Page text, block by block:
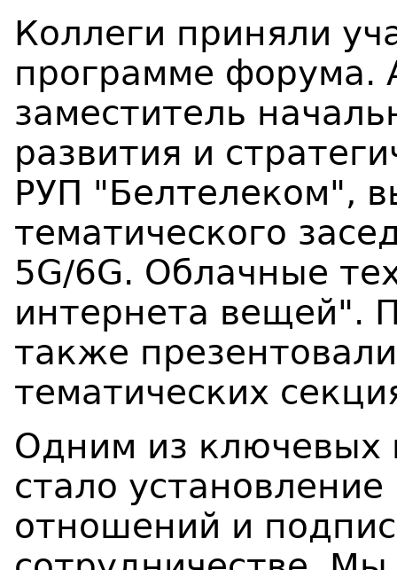
Коллеги приняли
программе форума.
заместитель
развития и
РУП "Белтелеком",
тематического
5G/6G. Облачные
интернета вещей".
также
тематических
Одним из ключевых
стало
отношений и